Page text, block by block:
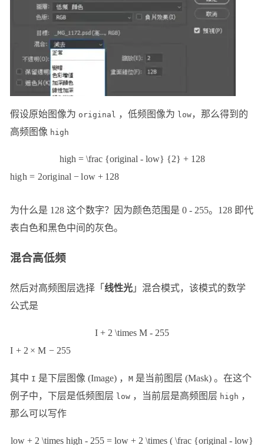
假设原始图像为 original ，低频图像为 low，那么得到的
高频图像 high
high = \frac {original - low} {2} + 128
high = 2original − low + 128
为什么是 128 这个数字？因为颜色范围是 0 - 255。128 即代
表白色和黑色中间的灰色。
混合高低频
然后对高频图层选择「线性光 」混合模式，该模式的数学
公式是
I + 2 \times M - 255
I + 2 × M − 255
其中 I 是下层图像 (Image) ，M 是当前图层 (Mask) 。在这个
例子中，下层是低频图层 low ，当前层是高频图层 high ，
那么可以写作
low + 2 \times high - 255 = low + 2 \times ( \frac {original - low}